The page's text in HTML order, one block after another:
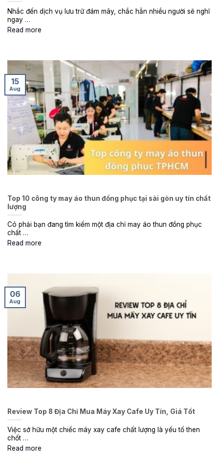
Nhắc đến dịch vụ lưu trữ đám mây, chắc hẳn nhiều người sẽ nghĩ
ngay …
Read more
Top 10 công ty may áo thun đồng phục tại sài gòn uy tín chất
lượng
Có phải bạn đang tìm kiếm một địa chỉ may áo thun đồng phục
chất …
Read more
15
Aug
Review Top 8 Địa Chỉ Mua Máy Xay Cafe Uy Tín, Giá Tốt
Việc sở hữu một chiếc máy xay cafe chất lượng là yếu tố then
chốt …
Read more
06
Aug